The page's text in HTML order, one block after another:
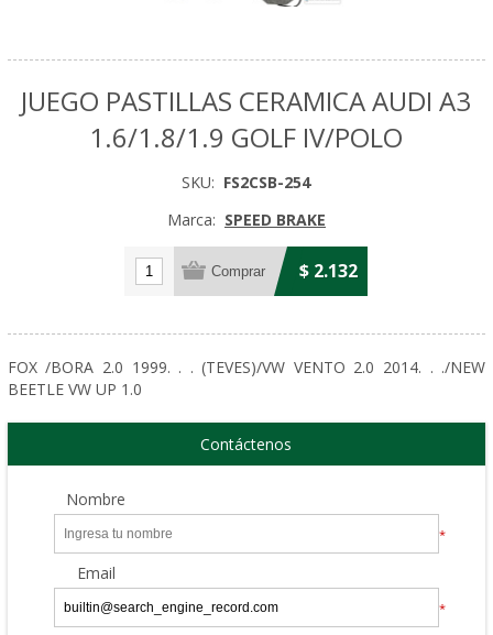
JUEGO PASTILLAS CERAMICA AUDI A3
1.6/1.8/1.9 GOLF IV/POLO
SKU: FS2CSB-254
Marca: SPEED BRAKE
$ 2.132
FOX /BORA 2.0 1999. . . (TEVES)/VW VENTO 2.0 2014. . ./NEW
BEETLE VW UP 1.0
Contáctenos
Nombre
*
Email
*